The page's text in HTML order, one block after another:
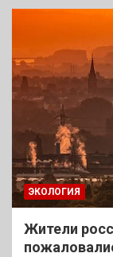
ЭКОЛОГИЯ
Жители